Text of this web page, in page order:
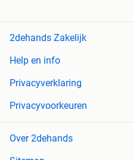
2dehands Zakelijk
Help en info
Privacyverklaring
Privacyvoorkeuren
Over 2dehands